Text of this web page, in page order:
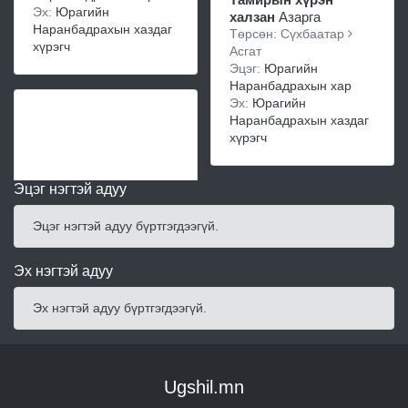
Эх: Юрагийн
Наранбадрахын хаздаг
хүрэгч
халзан Азарга
Төрсөн: Сүхбаатар
Асгат
Эцэг: Юрагийн
Наранбадрахын хар
Эх: Юрагийн
Наранбадрахын хаздаг
хүрэгч
Эцэг нэгтэй адуу
Эцэг нэгтэй адуу бүртгэгдээгүй.
Эх нэгтэй адуу
Эх нэгтэй адуу бүртгэгдээгүй.
Ugshil.mn